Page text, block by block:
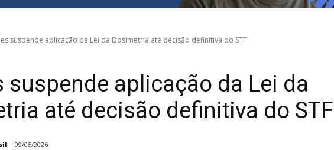
suspende aplicação da Lei da Dosimetria até decisão definitiva do STF
suspende aplicação da Lei da
até decisão definitiva do STF
09/05/2026